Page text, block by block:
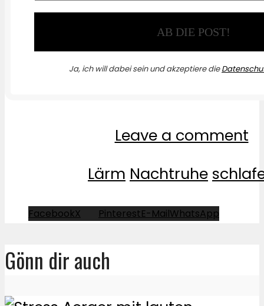
Ja, ich will dabei sein und akzeptiere die
Leave a comment
Lärm Nachtruhe
FacebookX PinterestE-MailWhatsApp
Gönn dir auch